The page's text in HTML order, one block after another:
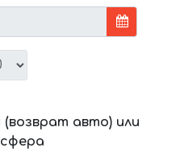
авто) или